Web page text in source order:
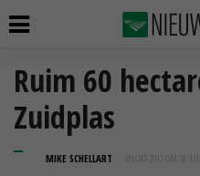
Ruim 60
Zuidplas
MIKE SCHELLART 09 OKT 2013 OM 16:11